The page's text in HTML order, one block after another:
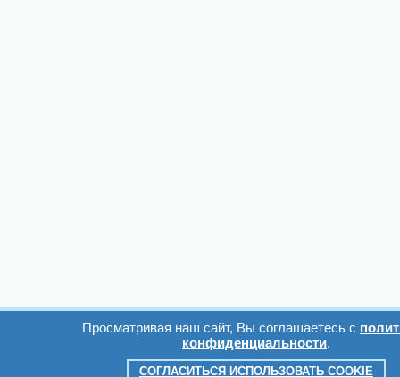
Просматривая наш сайт, Вы соглашаетесь с
конфиденциальности.
СОГЛАСИТЬСЯ ИСПОЛЬЗОВАТЬ COOKIE